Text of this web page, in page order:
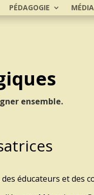
PÉDAGOGIE
ensemble.
éducateurs et des